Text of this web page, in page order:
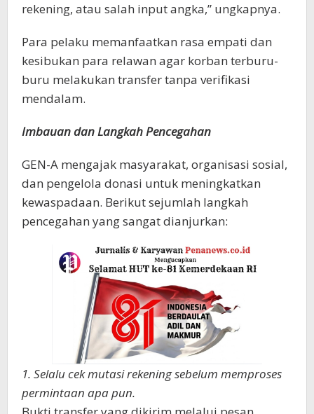
rekening, atau salah input angka,” ungkapnya.
Para pelaku memanfaatkan rasa empati dan
kesibukan para relawan agar korban terburu-
buru melakukan transfer tanpa verifikasi
mendalam.
Imbauan dan Langkah Pencegahan
GEN-A mengajak masyarakat, organisasi sosial,
dan pengelola donasi untuk meningkatkan
kewaspadaan. Berikut sejumlah langkah
pencegahan yang sangat dianjurkan:
1. Selalu cek mutasi rekening sebelum memproses
permintaan apa pun.